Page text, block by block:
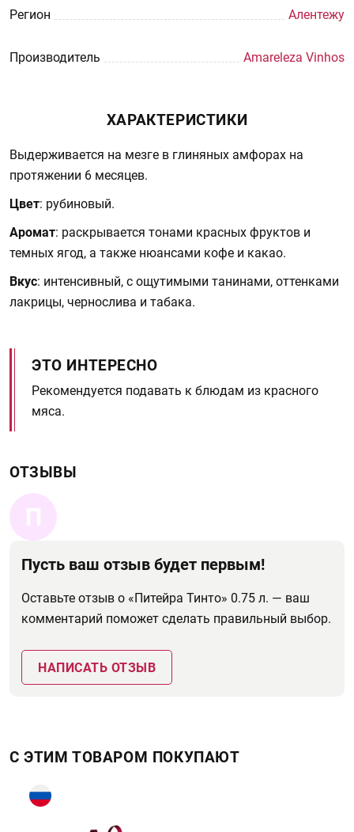
Регион Алентежу
Производитель Amareleza Vinhos
ХАРАКТЕРИСТИКИ
Выдерживается на мезге в глиняных амфорах на
протяжении 6 месяцев.
Цвет: рубиновый.
Аромат: раскрывается тонами красных фруктов и
темных ягод, а также нюансами кофе и какао.
Вкус: интенсивный, с ощутимыми танинами, оттенками
лакрицы, чернослива и табака.
ЭТО ИНТЕРЕСНО
Рекомендуется подавать к блюдам из красного
мяса.
ОТЗЫВЫ
П
Пусть ваш отзыв будет первым!
Оставьте отзыв о «Питейра Тинто» 0.75 л. — ваш
комментарий поможет сделать правильный выбор.
НАПИСАТЬ ОТЗЫВ
С ЭТИМ ТОВАРОМ ПОКУПАЮТ